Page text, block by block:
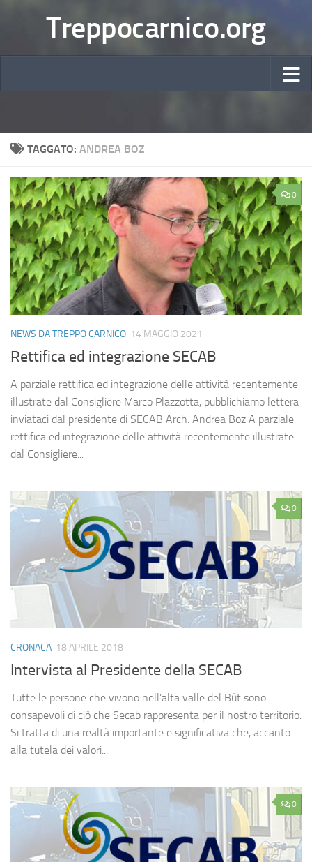
Treppocarnico.org
TAGGATO: ANDREA BOZ
0
NEWS DA TREPPO CARNICO 14 MAGGIO 2021
Rettifica ed integrazione SECAB
A parziale rettifica ed integrazione delle attività recentemente
illustrate dal Consigliere Marco Plazzotta, pubblichiamo lettera
inviataci dal presidente di SECAB Arch. Andrea Boz A parziale
rettifica ed integrazione delle attività recentemente illustrate
dal Consigliere...
0
CRONACA 18 APRILE 2018
Intervista al Presidente della SECAB
Tutte le persone che vivono nell’alta valle del Bût sono
consapevoli di ciò che Secab rappresenta per il nostro territorio.
Si tratta di una realtà importante e significativa che, accanto
alla tutela dei valori...
0